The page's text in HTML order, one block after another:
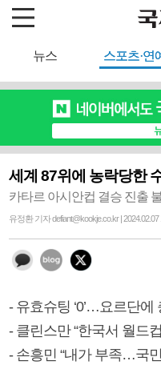
뉴스 스포츠·연
세계 87위에 농락당한
카타르 아시안컵 결승 진출
유정환 기자 defiant@kookje.co.kr | 2024.02.07
- 유효슈팅 ‘0’…요르단에
- 클린스만 “한국서 월드
- 손흥민 “내가 부족…국